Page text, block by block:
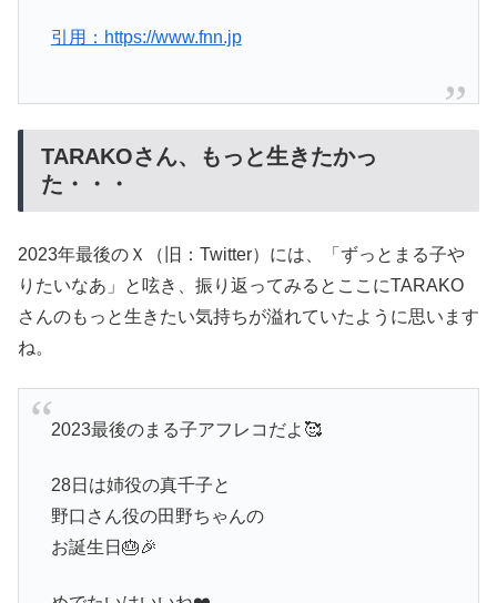
引用：https://www.fnn.jp
TARAKOさん、もっと生きたかっ
た・・・
2023年最後のＸ（旧：Twitter）には、「ずっとまる子や
りたいなあ」と呟き、振り返ってみるとここにTARAKO
さんのもっと生きたい気持ちが溢れていたように思います
ね。
2023最後のまる子アフレコだよ🥰
28日は姉役の真千子と
野口さん役の田野ちゃんの
お誕生日🎂🎉